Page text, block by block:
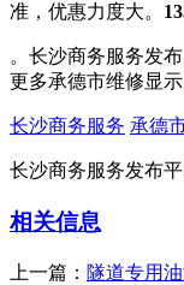
准，优惠力度大。
。长沙商务服务发布
更多承德市维修显
长沙商务服务 承德
长沙商务服务发布平
相关信息
上一篇： 隧道专用